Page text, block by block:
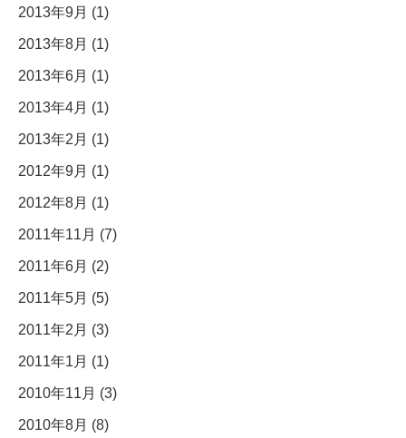
2013年9月 (1)
2013年8月 (1)
2013年6月 (1)
2013年4月 (1)
2013年2月 (1)
2012年9月 (1)
2012年8月 (1)
2011年11月 (7)
2011年6月 (2)
2011年5月 (5)
2011年2月 (3)
2011年1月 (1)
2010年11月 (3)
2010年8月 (8)